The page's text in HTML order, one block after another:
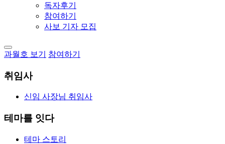
독자후기
참여하기
사보 기자 모집
과월호 보기 참여하기
취임사
신임 사장님 취임사
테마를 잇다
테마 스토리